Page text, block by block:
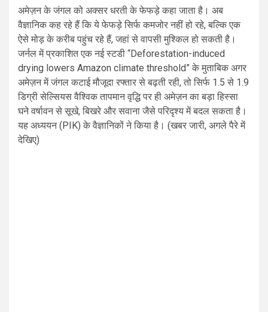
अमेज़न के जंगल को अक्सर धरती के फेफड़े कहा जाता है। अब
वैज्ञानिक कह रहे हैं कि ये फेफड़े सिर्फ कमजोर नहीं हो रहे, बल्कि एक
ऐसे मोड़ के करीब पहुंच रहे हैं, जहां से वापसी मुश्किल हो सकती है।
जर्नल में प्रकाशित एक नई स्टडी “Deforestation-induced
drying lowers Amazon climate threshold” के मुताबिक अगर
अमेज़न में जंगल कटाई मौजूदा रफ्तार से बढ़ती रही, तो सिर्फ 1.5 से 1.9
डिग्री सेल्सियस वैश्विक तापमान वृद्धि पर ही अमेज़न का बड़ा हिस्सा
घने वर्षावन से सूखे, बिखरे और सवाना जैसे परिदृश्य में बदल सकता है।
यह अध्ययन (PIK) के वैज्ञानिकों ने किया है। (खबर जारी, अगले पैरे में
देखिए)